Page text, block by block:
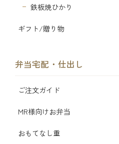
鉄板焼ひかり
ギフト/贈り物
弁当宅配・仕出し
ご注文ガイド
MR様向けお弁当
おもてなし重